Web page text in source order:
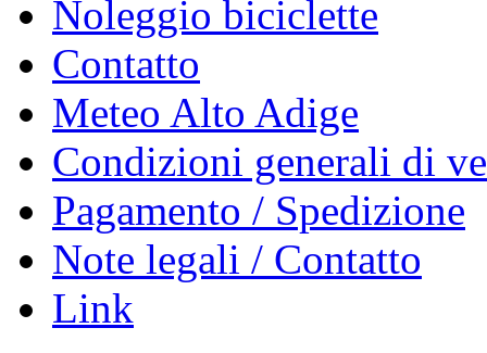
Noleggio biciclette
Contatto
Meteo Alto Adige
Condizioni generali di
Pagamento / Spedizione
Note legali / Contatto
Link